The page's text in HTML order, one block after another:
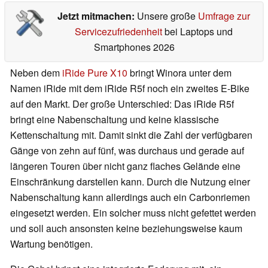
Jetzt mitmachen: Unsere große Umfrage zur
Servicezufriedenheitbei Laptops und
Smartphones 2026
Neben dem iRide Pure X10 bringt Winora unter dem
Namen iRide mit dem iRide R5f noch ein zweites E-Bike
auf den Markt. Der große Unterschied: Das iRide R5f
bringt eine Nabenschaltung und keine klassische
Kettenschaltung mit. Damit sinkt die Zahl der verfügbaren
Gänge von zehn auf fünf, was durchaus und gerade auf
längeren Touren über nicht ganz flaches Gelände eine
Einschränkung darstellen kann. Durch die Nutzung einer
Nabenschaltung kann allerdings auch ein Carbonriemen
eingesetzt werden. Ein solcher muss nicht gefettet werden
und soll auch ansonsten keine beziehungsweise kaum
Wartung benötigen.